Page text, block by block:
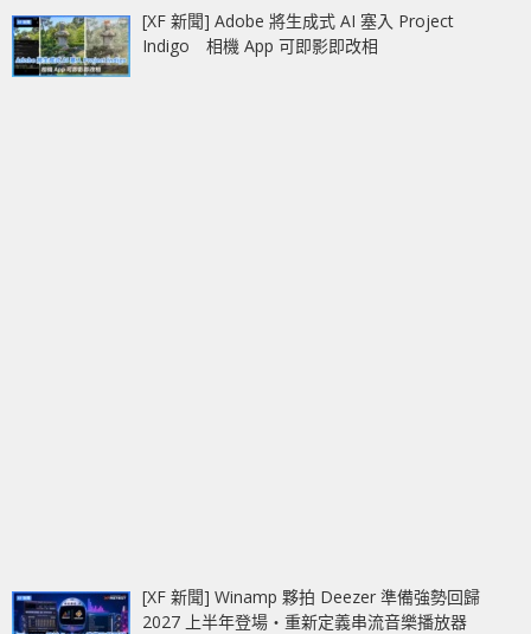
[XF 新聞] Adobe 將生成式 AI 塞入 Project
Indigo 相機 App 可即影即改相
[XF 新聞] Winamp 夥拍 Deezer 準備強勢回歸
2027 上半年登場‧重新定義串流音樂播放器